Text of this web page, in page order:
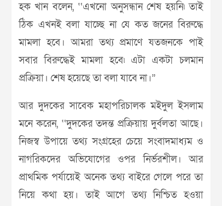
হক খান বলেন, ‘‘এখনো অনুসন্ধান শেষ হয়নি৷ তাই
ঠিক এখনই বলা যাচ্ছে না যে কত জনের বিরুদ্ধে
মামলা হবে। আমরা তথ্য প্রমাণে যতজনকে পাই
সবার বিরুদ্ধেই মামলা হবে৷ এটা একটা চলমান
প্রক্রিয়া। শেষ হয়েছে তা বলা যাবে না।”
আর দুদকের সাবেক মহাপরিচালক মইদুল ইসলাম
মনে করেন, ‘‘দুদকের তদন্ত প্রক্রিয়ায় দুর্বলতা আছে।
নিজস্ব উপায়ে তথ্য সংগ্রহের চেয়ে সংবাদমাধ্যম ও
নাগরিকদের অভিযোগের ওপর নির্ভরশীল। আর
প্রাথমিক পর্যায়েই অনেক তথ্য বাইরে গেলে পরে তা
নিয়ে কথা হয়। তাই আগে তথ্য নিশ্চিত হওয়া